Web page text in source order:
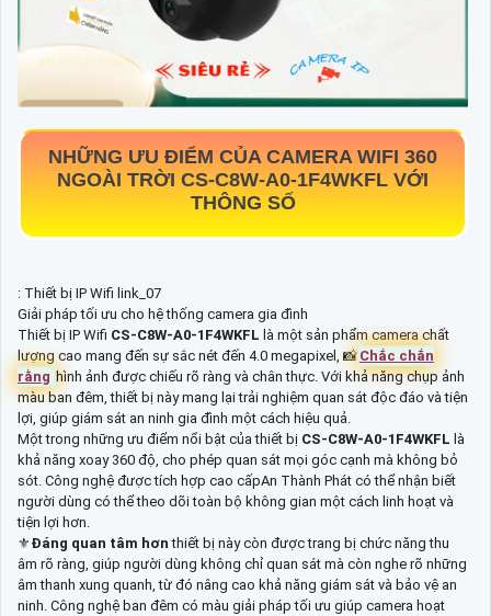
NHỮNG ƯU ĐIỂM CỦA CAMERA WIFI 360
NGOÀI TRỜI CS-C8W-A0-1F4WKFL VỚI
THÔNG SỐ
: Thiết bị IP Wifi link_07
Giải pháp tối ưu cho hệ thống camera gia đình
Thiết bị IP Wifi CS-C8W-A0-1F4WKFL là một sản phẩm camera chất
lượng cao mang đến sự sắc nét đến 4.0 megapixel, 📸 Chắc chắn
rằng hình ảnh được chiếu rõ ràng và chân thực. Với khả năng chụp ảnh
màu ban đêm, thiết bị này mang lại trải nghiệm quan sát độc đáo và tiện
lợi, giúp giám sát an ninh gia đình một cách hiệu quả.
Một trong những ưu điểm nổi bật của thiết bị CS-C8W-A0-1F4WKFL là
khả năng xoay 360 độ, cho phép quan sát mọi góc cạnh mà không bỏ
sót. Công nghệ được tích hợp cao cấpAn Thành Phát có thể nhận biết
người dùng có thể theo dõi toàn bộ không gian một cách linh hoạt và
tiện lợi hơn.
⚜️ Đáng quan tâm hơnthiết bị này còn được trang bị chức năng thu
âm rõ ràng, giúp người dùng không chỉ quan sát mà còn nghe rõ những
âm thanh xung quanh, từ đó nâng cao khả năng giám sát và bảo vệ an
ninh. Công nghệ ban đêm có màu giải pháp tối ưu giúp camera hoạt